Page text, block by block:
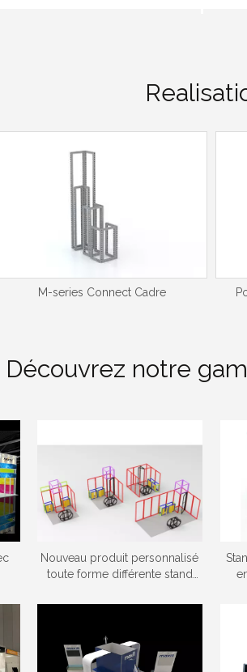
M-series Connect Cadre
Découvrez notre
Nouveau produit personnalisé
toute forme différente stand
série M